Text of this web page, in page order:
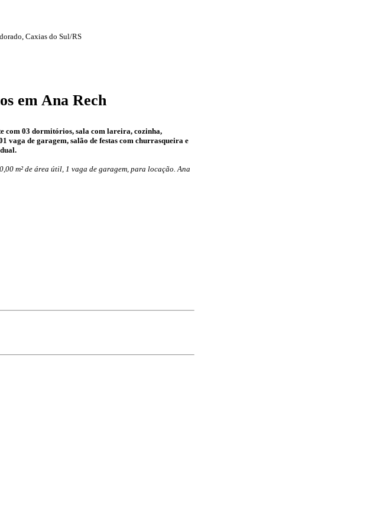
Caxias do Sul/RS
em Ana Rech
com 03 dormitórios, sala com lareira, cozinha,
vaga de garagem, salão de festas com churrasqueira e
m² de área útil, 1 vaga de garagem, para locação. Ana